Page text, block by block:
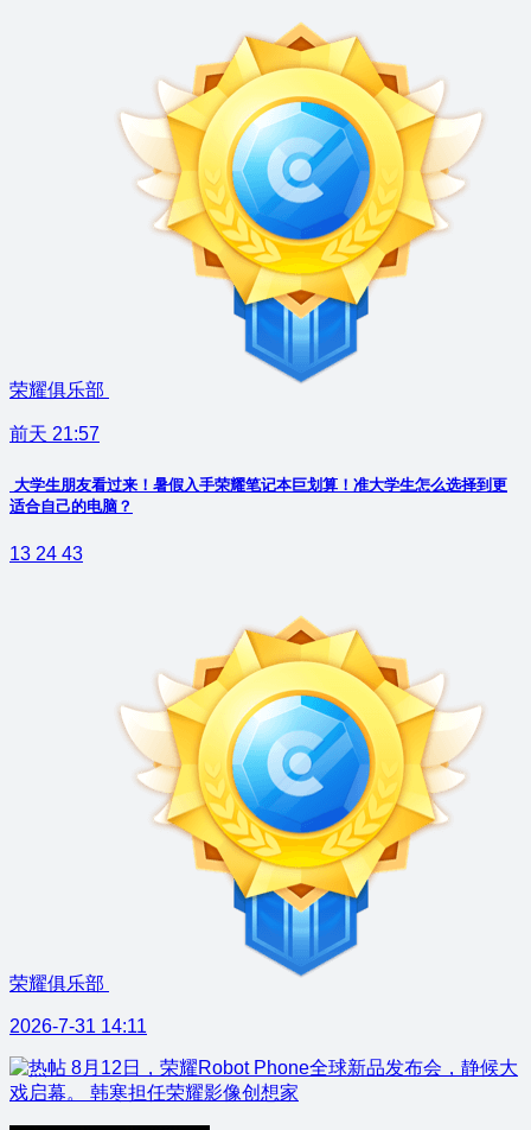
荣耀俱乐部
前天 21:57
大学生朋友看过来！暑假入手荣耀笔记本巨划算！准大学生怎么选择到更
适合自己的电脑？
13 24 43
荣耀俱乐部
2026-7-31 14:11
8月12日，荣耀Robot Phone全球新品发布会，静候大
戏启幕。 韩寒担任荣耀影像创想家